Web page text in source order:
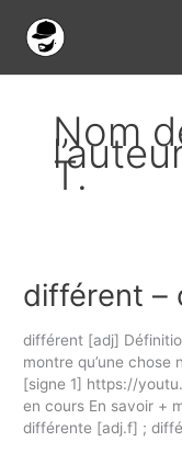
contenu
Nom
T.
différent –
différent [adj]
montre qu’une chose
[signe 1] https://
en cours En savoir +
différente [adj.f] ;
différent
–
différence